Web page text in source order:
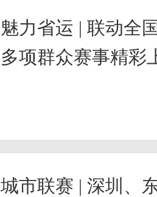
魅力省运 | 联动全
多项群众赛事精彩
城市联赛 | 深圳、